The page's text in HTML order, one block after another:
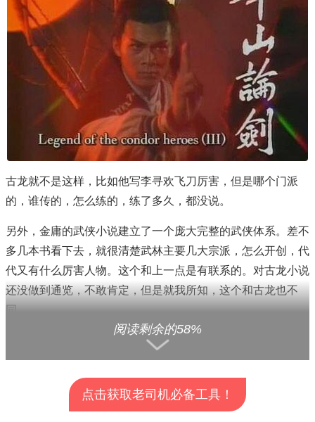
古龙就不是这样，比如他写李寻欢飞刀厉害，但是哪个门派
的，谁传的，怎么练的，练了多久，都没说。
另外，金庸的武侠小说建立了一个庞大完整的武侠体系。差不
多几本书看下去，就很清楚武林主要几大宗派，怎么开创，代
代又有什么厉害人物。这个和上一点是有联系的。对古龙小说
还没做到通览，不敢肯定，但是就我所知，这个和古龙也不
同。
还有，金庸的武侠小说取材历史，联系历史，甚至频繁有历史
人物出镜，这个写作特点和我之后要提到的金庸的写作风格也
有关。比如射雕英雄传的成吉思汗，更明显的还有鹿鼎记，很
阅读剩余的58%
点击获取老司机必备工具！